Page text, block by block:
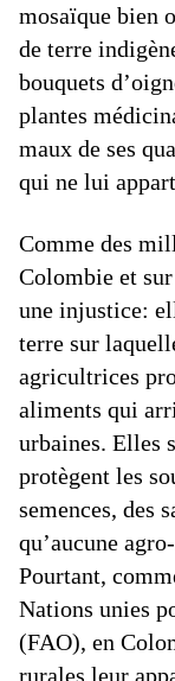
mosaïque bien
de terre
bouquets
plantes
maux de ses
qui ne lui
Comme des
Colombie et
une injustice:
terre sur
agricultrices
aliments qui
urbaines. Elles
protègent les
semences, des
qu’aucune
Pourtant,
Nations unies
(FAO), en
rurales leur